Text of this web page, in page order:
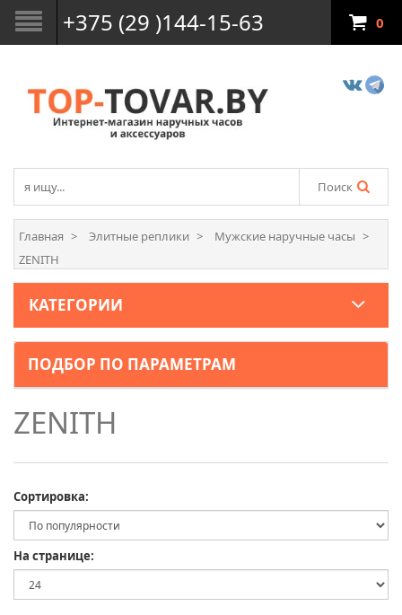
+375 (29 )144-15-63 0
Поиск
Главная Элитные реплики
Мужские наручные часы
ZENITH
КАТЕГОРИИ
ПОДБОР ПО ПАРАМЕТРАМ
ZENITH
Сортировка:
На странице: